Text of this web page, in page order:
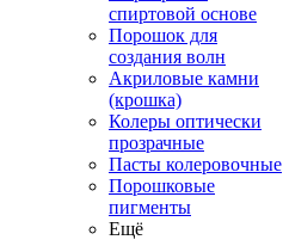
спиртовой основе
Порошок для
создания волн
Акриловые камни
(крошка)
Колеры оптически
прозрачные
Пасты колеровочные
Порошковые
пигменты
Ещё